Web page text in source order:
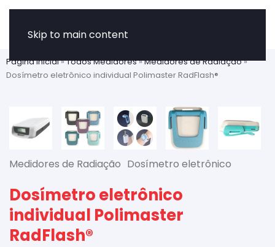
Skip to main content
Página Inicial»Todos Medidores»Medidores de Radiação»
Dosímetro eletrônico individual Polimaster RadFlash®
Medidores de Radiação Dosímetro eletrônico
Dosímetro eletrônico
individual Polimaster
RadFlash®